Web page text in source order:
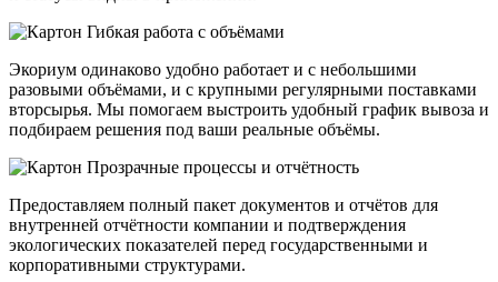
Гибкая работа с объёмами
Экориум одинаково удобно работает и с небольшими
разовыми объёмами, и с крупными регулярными поставками
вторсырья. Мы помогаем выстроить удобный график вывоза и
подбираем решения под ваши реальные объёмы.
Прозрачные процессы и отчётность
Предоставляем полный пакет документов и отчётов для
внутренней отчётности компании и подтверждения
экологических показателей перед государственными и
корпоративными структурами.